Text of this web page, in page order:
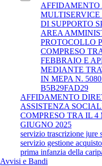
MULTISERVICE
DI SUPPORTO
AREA
PROTOCOLLO
COMPRESO
FEBBRAIO E
MEDIANTE
IN MEPA N.
B5B29FAD29
AFFIDAMENTO
ASSISTENZA
COMPRESO TRA IL
GIUGNO 2025
servizio trascrizione jure
servizio gestione
prima infanzia della
Avvisi e Bandi